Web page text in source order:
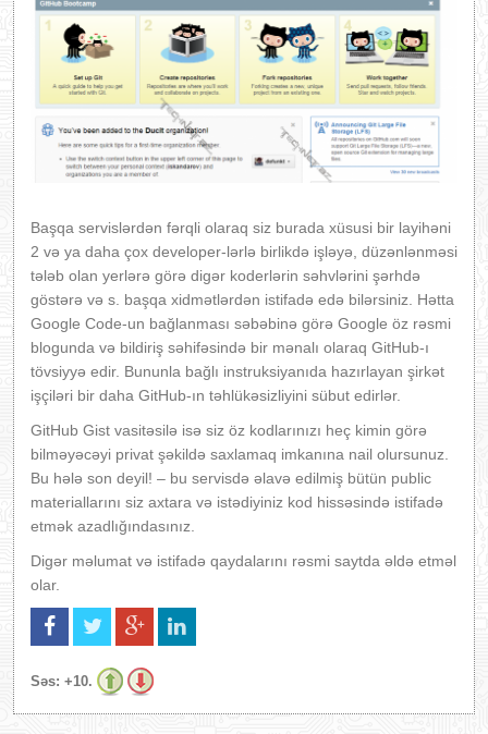
Başqa servislərdən fərqli olaraq siz burada xüsusi bir layihəni
2 və ya daha çox developer-lərlə birlikdə işləyə, düzənlənməsi
tələb olan yerlərə görə digər koderlərin səhvlərini şərhdə
göstərə və s. başqa xidmətlərdən istifadə edə bilərsiniz. Hətta
Google Code-un bağlanması səbəbinə görə Google öz rəsmi
blogunda və bildiriş səhifəsində bir mənalı olaraq GitHub-ı
tövsiyyə edir. Bununla bağlı instruksiyanıda hazırlayan şirkət
işçiləri bir daha GitHub-ın təhlükəsizliyini sübut edirlər.
GitHub Gist vasitəsilə isə siz öz kodlarınızı heç kimin görə
bilməyəcəyi privat şəkildə saxlamaq imkanına nail olursunuz.
Bu hələ son deyil! – bu servisdə əlavə edilmiş bütün public
materiallarını siz axtara və istədiyiniz kod hissəsində istifadə
etmək azadlığındasınız.
Digər məlumat və istifadə qaydalarını rəsmi saytda əldə etməl
olar.
Səs: +10.